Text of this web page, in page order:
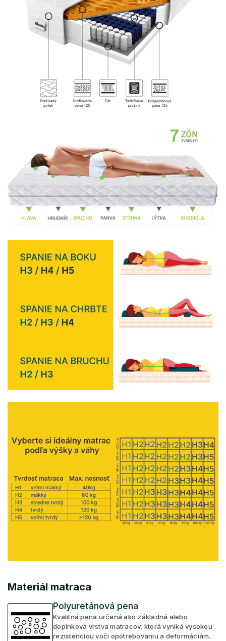
Materiál matraca
Polyuretánová pena
Kvalitná pena určená ako základná alebo
doplnková vrstva matracov, ktorá vyniká vysokou
rezistenciou voči opotrebovaniu a deformáciám.